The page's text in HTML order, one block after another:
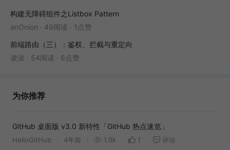
构建无障碍组件之Listbox Pattern
anOnion · 49阅读 · 1点赞
前端路由（三）：鉴权、拦截与重定向
凌涘 · 54阅读 · 6点赞
为你推荐
GitHub 桌面版 v3.0 新特性「GitHub 热点速览」
HelloGitHub 4年前 1.9k 1 评论